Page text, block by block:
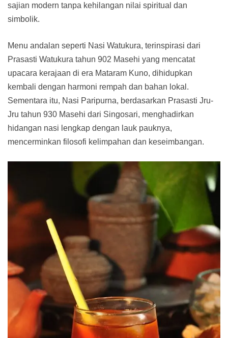
sajian modern tanpa kehilangan nilai spiritual dan
simbolik.
Menu andalan seperti Nasi Watukura, terinspirasi dari
Prasasti Watukura tahun 902 Masehi yang mencatat
upacara kerajaan di era Mataram Kuno, dihidupkan
kembali dengan harmoni rempah dan bahan lokal.
Sementara itu, Nasi Paripurna, berdasarkan Prasasti Jru-
Jru tahun 930 Masehi dari Singosari, menghadirkan
hidangan nasi lengkap dengan lauk pauknya,
mencerminkan filosofi kelimpahan dan keseimbangan.